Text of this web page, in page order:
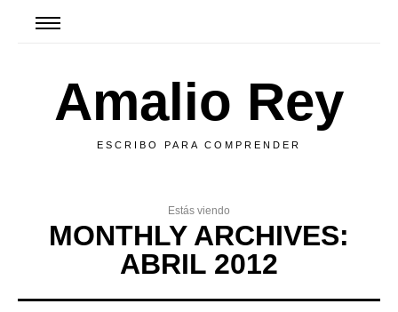
Amalio Rey
ESCRIBO PARA COMPRENDER
Estás viendo
MONTHLY ARCHIVES:
ABRIL 2012